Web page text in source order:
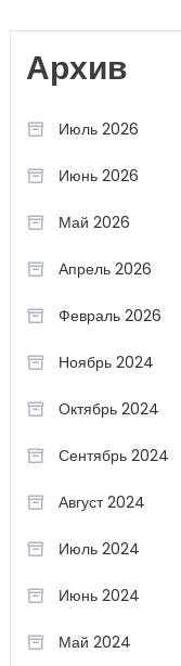
Архив
Июль 2026
Июнь 2026
Май 2026
Апрель 2026
Февраль 2026
Ноябрь 2024
Октябрь 2024
Сентябрь 2024
Август 2024
Июль 2024
Июнь 2024
Май 2024